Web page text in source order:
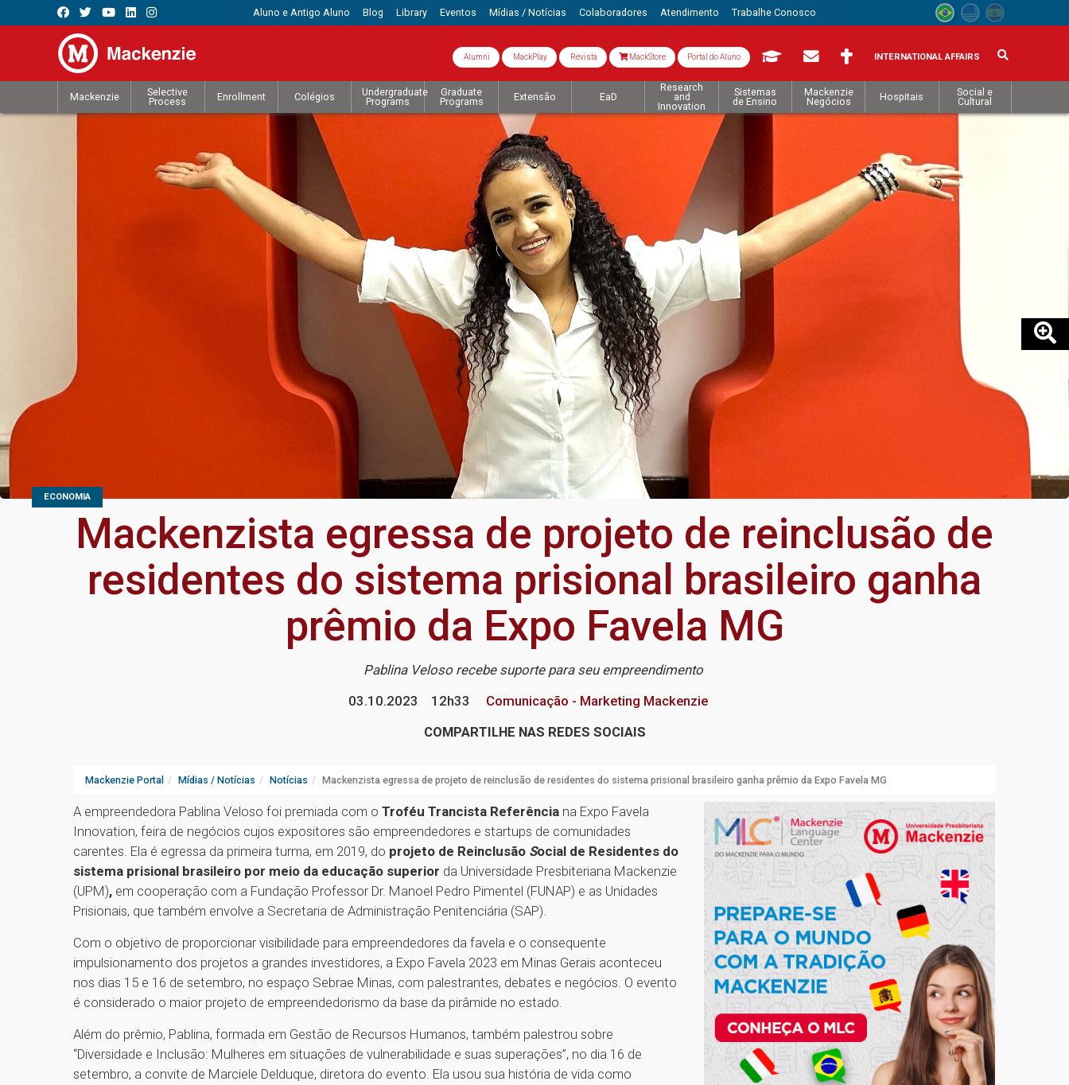
Aluno e Antigo Aluno Blog Library Eventos Mídias / Notícias Colaboradores Atendimento Trabalhe Conosco
Alumni MackPlay Revista MackStore Portal do Aluno INTERNATIONAL AFFAIRS
Mackenzie
Selective
Process
Enrollment Colégios
Undergraduate
Programs
Graduate
Programs
Extensão EaD
Research
and
Innovation
Sistemas
de Ensino
Mackenzie
Negócios
Hospitais
Social e
Cultural
ECONOMIA
Mackenzista egressa de projeto de reinclusão de
residentes do sistema prisional brasileiro ganha
prêmio da Expo Favela MG
Pablina Veloso recebe suporte para seu empreendimento
03.10.2023
12h33
Comunicação - Marketing Mackenzie
COMPARTILHE NAS REDES SOCIAIS
Mackenzie Portal Mídias / Notícias Notícias Mackenzista egressa de projeto de reinclusão de residentes do sistema prisional brasileiro ganha prêmio da Expo Favela MG
A empreendedora Pablina Veloso foi premiada com o Troféu Trancista Referência na Expo Favela
Innovation, feira de negócios cujos expositores são empreendedores e startups de comunidades
carentes. Ela é egressa da primeira turma, em 2019, do projeto de Reinclusão Social de Residentes do
sistema prisional brasileiro por meio da educação superior da Universidade Presbiteriana Mackenzie
(UPM), em cooperação com a Fundação Professor Dr. Manoel Pedro Pimentel (FUNAP) e as Unidades
Prisionais, que também envolve a Secretaria de Administração Penitenciária (SAP).
Com o objetivo de proporcionar visibilidade para empreendedores da favela e o consequente
impulsionamento dos projetos a grandes investidores, a Expo Favela 2023 em Minas Gerais aconteceu
nos dias 15 e 16 de setembro, no espaço Sebrae Minas, com palestrantes, debates e negócios. O evento
é considerado o maior projeto de empreendedorismo da base da pirâmide no estado.
Além do prêmio, Pablina, formada em Gestão de Recursos Humanos, também palestrou sobre
“Diversidade e Inclusão: Mulheres em situações de vulnerabilidade e suas superações”, no dia 16 de
setembro, a convite de Marciele Delduque, diretora do evento. Ela usou sua história de vida como